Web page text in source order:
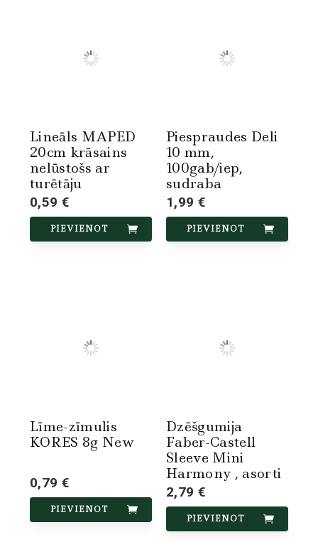
Lineāls MAPED
20cm krāsains
nelūstošs ar
turētāju
0,59 €
PIEVIENOT
Piespraudes Deli
10 mm,
100gab/iep,
sudraba
1,99 €
PIEVIENOT
Līme-zīmulis
KORES 8g New
0,79 €
PIEVIENOT
Dzēšgumija
Faber-Castell
Sleeve Mini
Harmony , asorti
2,79 €
PIEVIENOT